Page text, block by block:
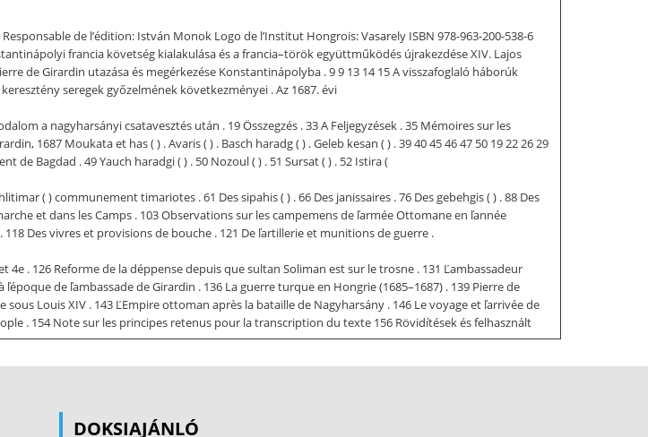
de l’édition: István Monok Logo de l’Institut Hongrois: Vasarely ISBN 978-963-200-538-6
francia követség kialakulása és a francia–török együttműködés újrakezdése XIV. Lajos
de Girardin utazása és megérkezése Konstantinápolyba . 9 9 13 14 15 A visszafoglaló háborúk
seregek győzelmének következményei . Az 1687. évi
a nagyharsányi csatavesztés után . 19 Összegzés . 33 A Feljegyzések . 35 Mémoires sur les
1687 Moukata et has ( ) . Avaris ( ) . Basch haradg ( ) . Geleb kesan ( ) . 39 40 45 46 47 50 19 22 26 29
de Bagdad . 49 Yauch haradgi ( ) . 50 Nozoul ( ) . 51 Sursat ( ) . 52 Istira (
( ) communement timariotes . 61 Des sipahis ( ) . 66 Des janissaires . 76 Des gebehgis ( ) . 88 Des
et dans les Camps . 103 Observations sur les campemens de ľarmée Ottomane en ľannée
Des vivres et provisions de bouche . 121 De ľartillerie et munitions de guerre .
. 126 Reforme de la déppense depuis que sultan Soliman est sur le trosne . 131 Ľambassadeur
de ľambassade de Girardin . 136 La guerre turque en Hongrie (1685–1687) . 139 Pierre de
Louis XIV . 143 ĽEmpire ottoman après la bataille de Nagyharsány . 146 Le voyage et ľarrivée de
. 154 Note sur les principes retenus pour la transcription du texte 156 Rövidítések és felhasznált
amely csak Girardin Franciaországon belüli útját és touloni hajóra szállását vizsgálja.2 A harmadik
A korszakról szóló régebbi összefoglaló munkák ugyan tartalmaznak adatokat a követ
DOKSIAJÁNLÓ